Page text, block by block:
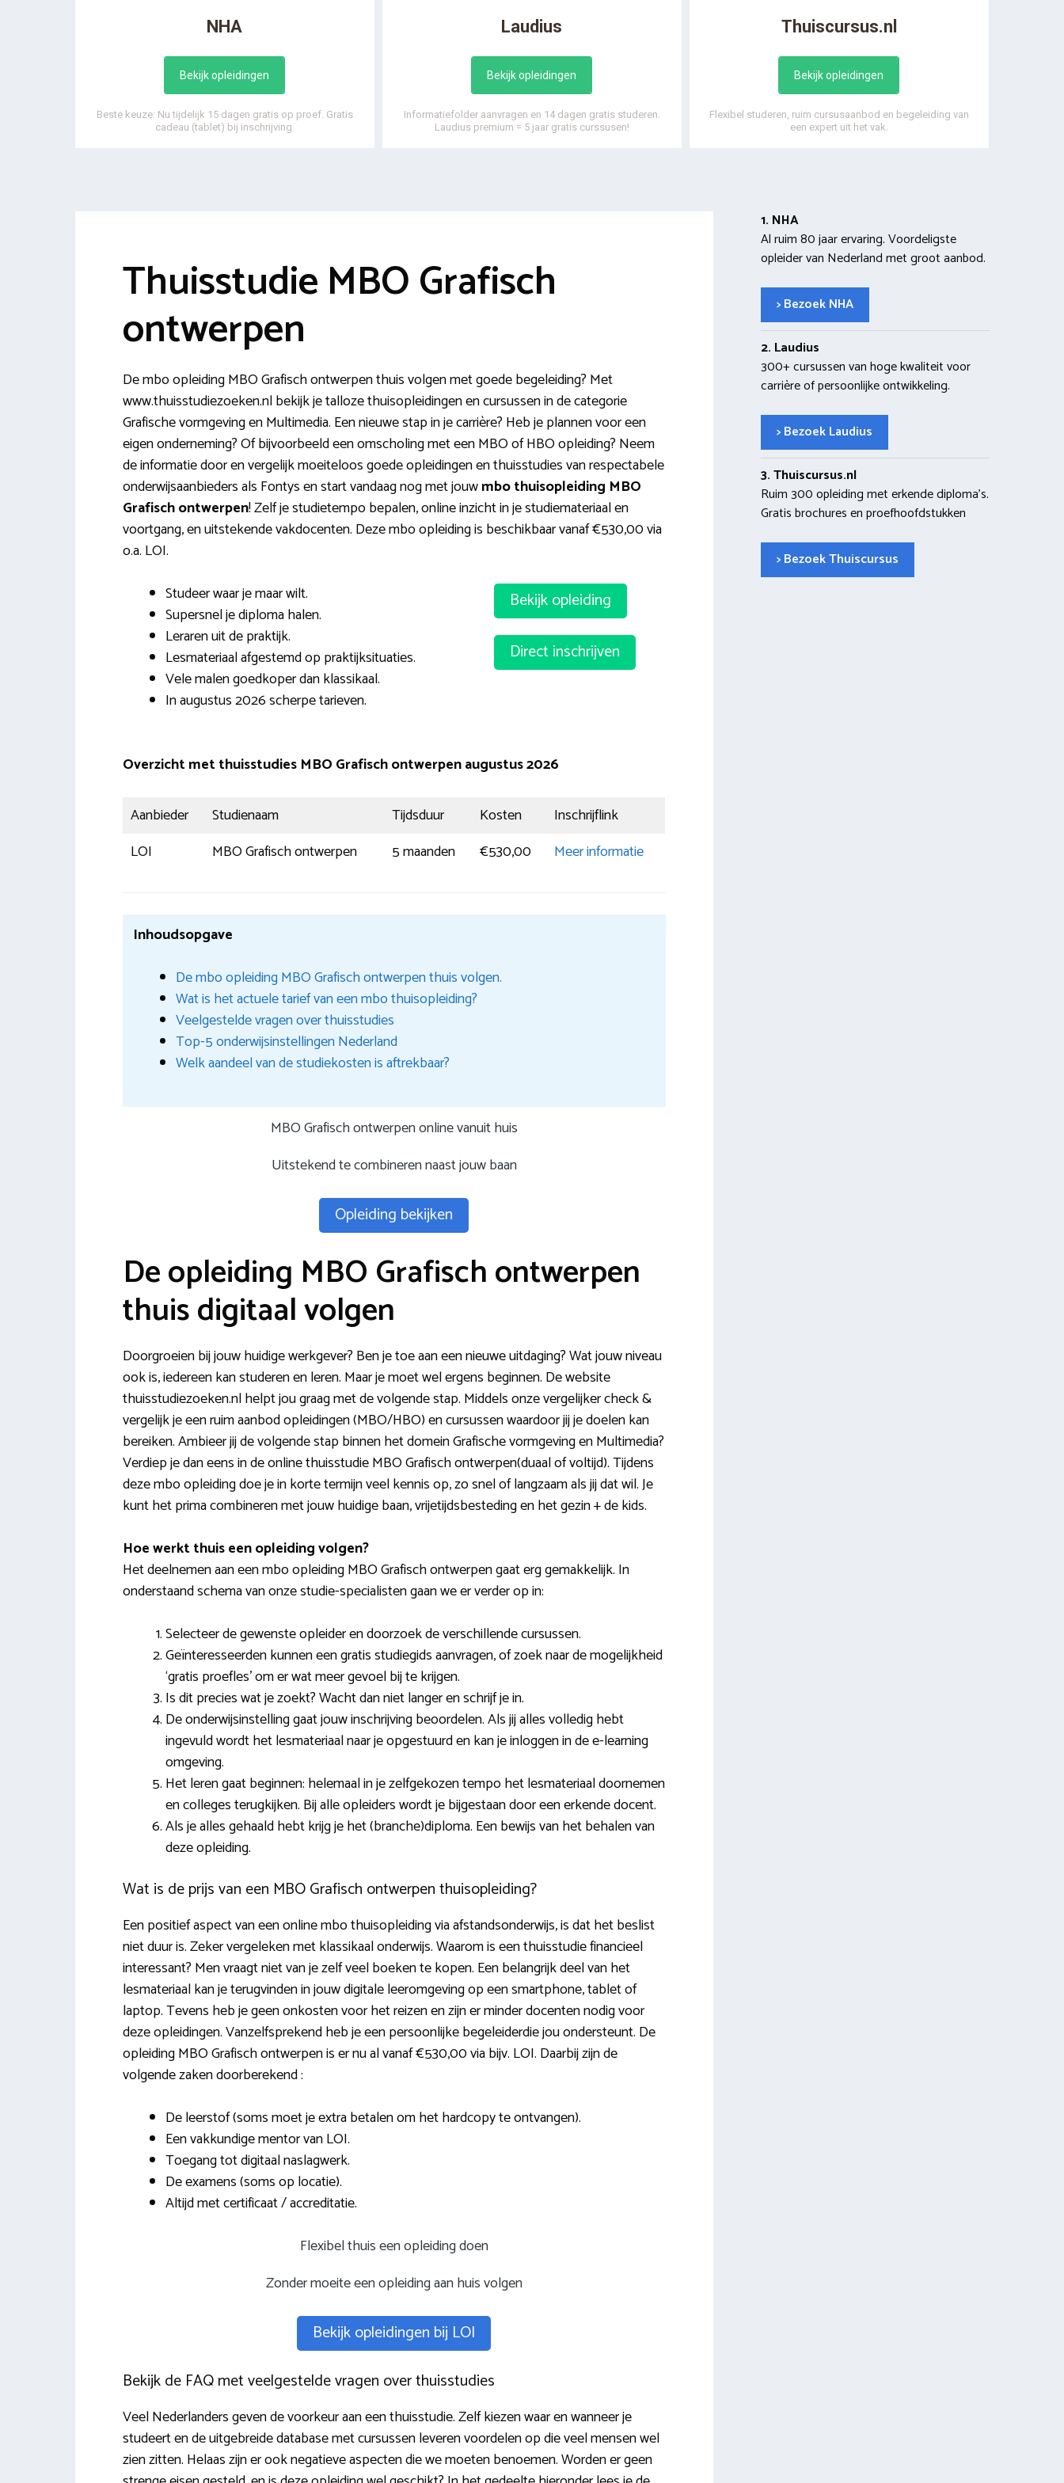
NHA
Bekijk opleidingen
Beste keuze: Nu tijdelijk 15 dagen gratis op proef. Gratis
cadeau (tablet) bij inschrijving.
Laudius
Bekijk opleidingen
Informatiefolder aanvragen en 14 dagen gratis studeren.
Laudius premium = 5 jaar gratis curssusen!
Thuiscursus.nl
Bekijk opleidingen
Flexibel studeren, ruim cursusaanbod en begeleiding van
een expert uit het vak.
Thuisstudie MBO Grafisch
ontwerpen
De mbo opleiding MBO Grafisch ontwerpen thuis volgen met goede begeleiding? Met
www.thuisstudiezoeken.nl bekijk je talloze thuisopleidingen en cursussen in de categorie
Grafische vormgeving en Multimedia. Een nieuwe stap in je carrière? Heb je plannen voor een
eigen onderneming? Of bijvoorbeeld een omscholing met een MBO of HBO opleiding? Neem
de informatie door en vergelijk moeiteloos goede opleidingen en thuisstudies van respectabele
onderwijsaanbieders als Fontys en start vandaag nog met jouwmbo thuisopleiding MBO
Grafisch ontwerpen! Zelf je studietempo bepalen, online inzicht in je studiemateriaal en
voortgang, en uitstekende vakdocenten. Deze mbo opleiding is beschikbaar vanaf €530,00 via
o.a. LOI.
Studeer waar je maar wilt.
Supersnel je diploma halen.
Leraren uit de praktijk.
Lesmateriaal afgestemd op praktijksituaties.
Vele malen goedkoper dan klassikaal.
In augustus 2026 scherpe tarieven.
Bekijk opleiding
Direct inschrijven
Overzicht met thuisstudies MBO Grafisch ontwerpen augustus 2026
Aanbieder Studienaam Tijdsduur Kosten
Inschrijflink
LOI
MBO Grafisch ontwerpen 5 maanden €530,00 Meer informatie
Inhoudsopgave
De mbo opleiding MBO Grafisch ontwerpen thuis volgen.
Wat is het actuele tarief van een mbo thuisopleiding?
Veelgestelde vragen over thuisstudies
Top-5 onderwijsinstellingen Nederland
Welk aandeel van de studiekosten is aftrekbaar?
MBO Grafisch ontwerpen online vanuit huis
Uitstekend te combineren naast jouw baan
Opleiding bekijken
De opleiding MBO Grafisch ontwerpen
thuis digitaal volgen
Doorgroeien bij jouw huidige werkgever? Ben je toe aan een nieuwe uitdaging? Wat jouw niveau
ook is, iedereen kan studeren en leren. Maar je moet wel ergens beginnen. De website
thuisstudiezoeken.nl helpt jou graag met de volgende stap. Middels onze vergelijker check &
vergelijk je een ruim aanbod opleidingen (MBO/HBO) en cursussen waardoor jij je doelen kan
bereiken. Ambieer jij de volgende stap binnen het domein Grafische vormgeving en Multimedia?
Verdiep je dan eens in de online thuisstudie MBO Grafisch ontwerpen(duaal of voltijd). Tijdens
deze mbo opleiding doe je in korte termijn veel kennis op, zo snel of langzaam als jij dat wil. Je
kunt het prima combineren met jouw huidige baan, vrijetijdsbesteding en het gezin + de kids.
Hoe werkt thuis een opleiding volgen?
Het deelnemen aan een mbo opleiding MBO Grafisch ontwerpen gaat erg gemakkelijk. In
onderstaand schema van onze studie-specialisten gaan we er verder op in:
Selecteer de gewenste opleider en doorzoek de verschillende cursussen.
Geïnteresseerden kunnen een gratis studiegids aanvragen, of zoek naar de mogelijkheid
‘gratis proefles’ om er wat meer gevoel bij te krijgen.
Is dit precies wat je zoekt? Wacht dan niet langer en schrijf je in.
De onderwijsinstelling gaat jouw inschrijving beoordelen. Als jij alles volledig hebt
ingevuld wordt het lesmateriaal naar je opgestuurd en kan je inloggen in de e-learning
omgeving.
Het leren gaat beginnen: helemaal in je zelfgekozen tempo het lesmateriaal doornemen
en colleges terugkijken. Bij alle opleiders wordt je bijgestaan door een erkende docent.
Als je alles gehaald hebt krijg je het (branche)diploma. Een bewijs van het behalen van
deze opleiding.
Wat is de prijs van een MBO Grafisch ontwerpen thuisopleiding?
Een positief aspect van een online mbo thuisopleiding via afstandsonderwijs, is dat het beslist
niet duur is. Zeker vergeleken met klassikaal onderwijs. Waarom is een thuisstudie financieel
interessant? Men vraagt niet van je zelf veel boeken te kopen. Een belangrijk deel van het
lesmateriaal kan je terugvinden in jouw digitale leeromgeving op een smartphone, tablet of
laptop. Tevens heb je geen onkosten voor het reizen en zijn er minder docenten nodig voor
deze opleidingen. Vanzelfsprekend heb je een persoonlijke begeleiderdie jou ondersteunt. De
opleiding MBO Grafisch ontwerpen is er nu al vanaf €530,00 via bijv. LOI. Daarbij zijn de
volgende zaken doorberekend :
De leerstof (soms moet je extra betalen om het hardcopy te ontvangen).
Een vakkundige mentor van LOI.
Toegang tot digitaal naslagwerk.
De examens (soms op locatie).
Altijd met certificaat / accreditatie.
Flexibel thuis een opleiding doen
Zonder moeite een opleiding aan huis volgen
Bekijk opleidingen bij LOI
Bekijk de FAQ met veelgestelde vragen over thuisstudies
Veel Nederlanders geven de voorkeur aan een thuisstudie. Zelf kiezen waar en wanneer je
studeert en de uitgebreide database met cursussen leveren voordelen op die veel mensen wel
zien zitten. Helaas zijn er ook negatieve aspecten die we moeten benoemen. Worden er geen
1. NHA
Al ruim 80 jaar ervaring. Voordeligste
opleider van Nederland met groot aanbod.
> Bezoek NHA
2. Laudius
300+ cursussen van hoge kwaliteit voor
carrière of persoonlijke ontwikkeling.
> Bezoek Laudius
3. Thuiscursus.nl
Ruim 300 opleiding met erkende diploma’s.
Gratis brochures en proefhoofdstukken
> Bezoek Thuiscursus